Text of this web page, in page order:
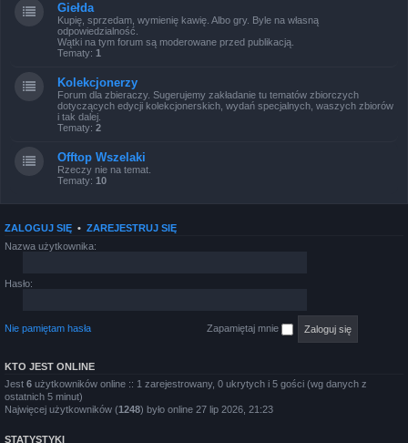
Giełda
Kupię, sprzedam, wymienię kawię. Albo gry. Byle na własną
odpowiedzialność.
Wątki na tym forum są moderowane przed publikacją.
Tematy: 1
Kolekcjonerzy
Forum dla zbieraczy. Sugerujemy zakładanie tu tematów zbiorczych
dotyczących edycji kolekcjonerskich, wydań specjalnych, waszych zbiorów
i tak dalej.
Tematy: 2
Offtop Wszelaki
Rzeczy nie na temat.
Tematy: 10
ZALOGUJ SIĘ • ZAREJESTRUJ SIĘ
Nazwa użytkownika:
Hasło:
Nie pamiętam hasła Zapamiętaj mnie
KTO JEST ONLINE
Jest 6 użytkowników online :: 1 zarejestrowany, 0 ukrytych i 5 gości (wg danych z
ostatnich 5 minut)
Najwięcej użytkowników (1248) było online 27 lip 2026, 21:23
STATYSTYKI